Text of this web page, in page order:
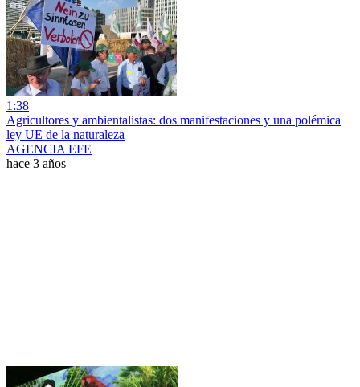
1:38
Agricultores y ambientalistas: dos manifestaciones y una polémica
ley UE de la naturaleza
AGENCIA EFE
hace 3 años